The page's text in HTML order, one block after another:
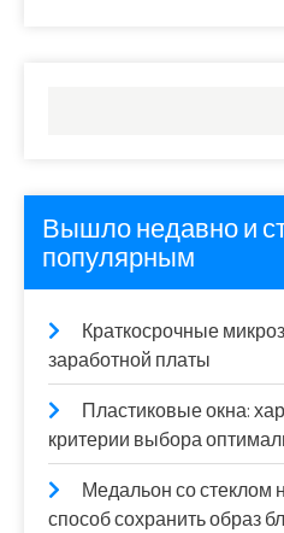
Вышло недавно и
популярным
Краткосрочные
заработной платы
Пластиковые окна:
критерии выбора
Медальон со стеклом
способ сохранить образ